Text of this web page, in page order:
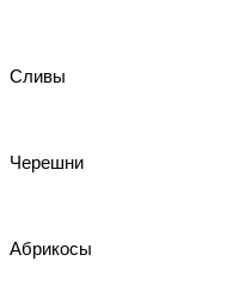
Сливы
Черешни
Абрикосы